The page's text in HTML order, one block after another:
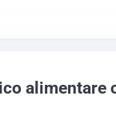
alimentare